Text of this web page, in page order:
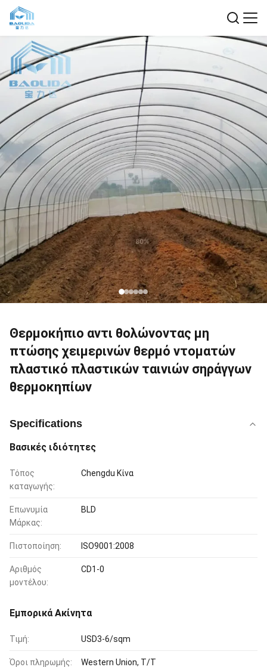
Θερμοκήπιο αντι θολώνοντας μη
πτώσης χειμερινών θερμό ντοματών
πλαστικό πλαστικών ταινιών σηράγγων
θερμοκηπίων
Specifications
Βασικές ιδιότητες
Τόπος
καταγωγής:
Chengdu Κίνα
Επωνυμία
Μάρκας:
BLD
Πιστοποίηση: ISO9001:2008
Αριθμός
μοντέλου:
CD1-0
Εμπορικά Ακίνητα
Τιμή: USD3-6/sqm
Όροι πληρωμής: Western Union, T/T